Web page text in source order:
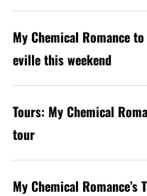
My Chemical Romance
eville this weekend
Tours: My Chemical
tour
My Chemical